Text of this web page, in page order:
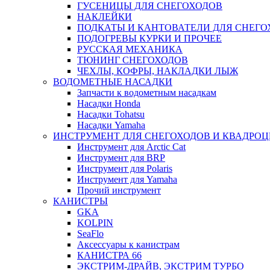
ГУСЕНИЦЫ ДЛЯ СНЕГОХОДОВ
НАКЛЕЙКИ
ПОДКАТЫ И КАНТОВАТЕЛИ ДЛЯ
ПОДОГРЕВЫ КУРКИ И ПРОЧЕЕ
РУССКАЯ МЕХАНИКА
ТЮНИНГ СНЕГОХОДОВ
ЧЕХЛЫ, КОФРЫ, НАКЛАДКИ ЛЫЖ
ВОДОМЕТНЫЕ НАСАДКИ
Запчасти к водометным насадкам
Насадки Honda
Насадки Tohatsu
Насадки Yamaha
ИНСТРУМЕНТ ДЛЯ СНЕГОХОДОВ И
Инструмент для Arctic Cat
Инструмент для BRP
Инструмент для Polaris
Инструмент для Yamaha
Прочий инструмент
КАНИСТРЫ
GKA
KOLPIN
SeaFlo
Аксессуары к канистрам
КАНИСТРА 66
ЭКСТРИМ-ДРАЙВ, ЭКСТРИМ ТУРБО